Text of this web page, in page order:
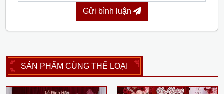
Gửi bình luận
SẢN PHẨM CÙNG THỂ LOẠI